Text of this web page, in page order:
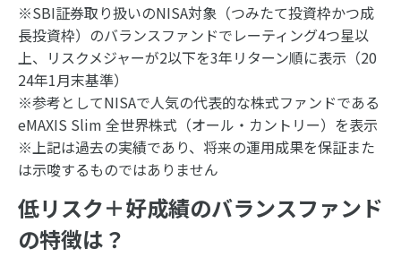
※SBI証券取り扱いのNISA対象（つみたて投資枠かつ成
長投資枠）のバランスファンドでレーティング4つ星以
上、リスクメジャーが2以下を3年リターン順に表示（20
24年1月末基準）
※参考としてNISAで人気の代表的な株式ファンドである
eMAXIS Slim 全世界株式（オール・カントリー）を表示
※上記は過去の実績であり、将来の運用成果を保証また
は示唆するものではありません
低リスク＋好成績のバランスファンド
の特徴は？